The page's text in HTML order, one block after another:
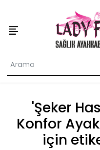
'Şeker
Konfor
için